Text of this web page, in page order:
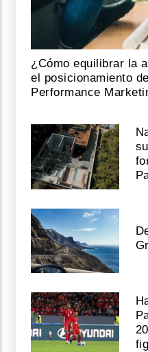
¿Cómo equilibrar la
el posicionamiento
Performance